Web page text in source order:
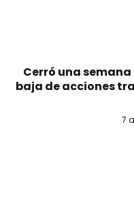
Cerró una
baja de acciones
7